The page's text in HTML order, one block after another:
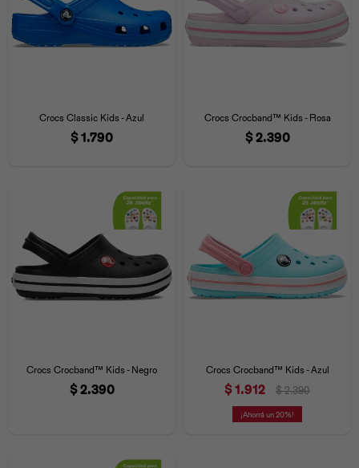
Crocs Classic Kids - Azul
$1.790
Crocs Crocband™ Kids - Rosa
$2.390
Crocs Crocband™ Kids - Negro
$2.390
Crocs Crocband™ Kids - Azul
$1.912 $ 2.390
20